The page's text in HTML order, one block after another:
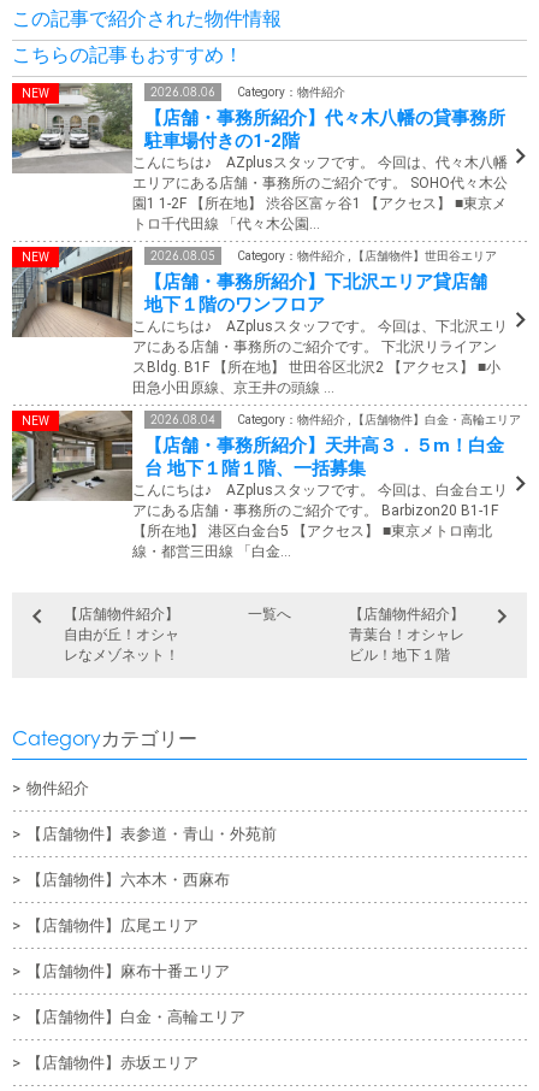
この記事で紹介された物件情報
こちらの記事もおすすめ！
2026.08.06 Category：物件紹介
【店舗・事務所紹介】代々木八幡の貸事務所
駐車場付きの1-2階
こんにちは♪ AZplusスタッフです。 今回は、代々木八幡
エリアにある店舗・事務所のご紹介です。 SOHO代々木公
園1 1-2F 【所在地】 渋谷区富ヶ谷1 【アクセス】 ■東京メ
トロ千代田線 「代々木公園…
2026.08.05 Category：物件紹介 , 【店舗物件】世田谷エリア
【店舗・事務所紹介】下北沢エリア貸店舗
地下１階のワンフロア
こんにちは♪ AZplusスタッフです。 今回は、下北沢エリ
アにある店舗・事務所のご紹介です。 下北沢リライアン
スBldg. B1F 【所在地】 世田谷区北沢2 【アクセス】 ■小
田急小田原線、京王井の頭線 …
2026.08.04 Category：物件紹介 , 【店舗物件】白金・高輪エリア
【店舗・事務所紹介】天井高３．５m！白金
台 地下１階１階、一括募集
こんにちは♪ AZplusスタッフです。 今回は、白金台エリ
アにある店舗・事務所のご紹介です。 Barbizon20 B1-1F
【所在地】 港区白金台5 【アクセス】 ■東京メトロ南北
線・都営三田線 「白金…
【店舗物件紹介】
自由が丘！オシャ
レなメゾネット！
一覧へ
【店舗物件紹介】
青葉台！オシャレ
ビル！地下１階
Categoryカテゴリー
物件紹介
【店舗物件】表参道・青山・外苑前
【店舗物件】六本木・西麻布
【店舗物件】広尾エリア
【店舗物件】麻布十番エリア
【店舗物件】白金・高輪エリア
【店舗物件】赤坂エリア